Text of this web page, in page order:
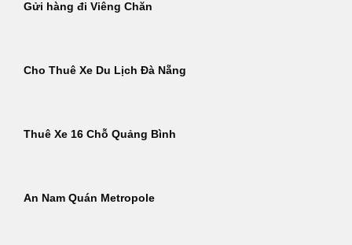
Gửi hàng đi Viêng Chăn
Cho Thuê Xe Du Lịch Đà Nẵng
Thuê Xe 16 Chỗ Quảng Bình
An Nam Quán Metropole